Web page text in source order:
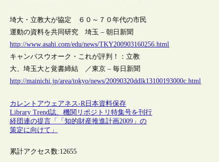
埼大・立教大が協定 ６０～７０年代の市民
運動の資料を共同研究 埼玉 – 朝日新聞
http://www.asahi.com/edu/news/TKY200903160256.html
キャンパスウオーク・これが評判！：立教
大、埼玉大と覚書締結 ／東京 – 毎日新聞
http://mainichi.jp/area/tokyo/news/20090320ddlk13100193000c.html
カレントアウェアネス-R日本資料保存
Library Trend誌、機関リポジトリ特集号を刊行
経団連の提言「「知的財産推進計画2009」の
策定に向けて」
累計アクセス数:12655